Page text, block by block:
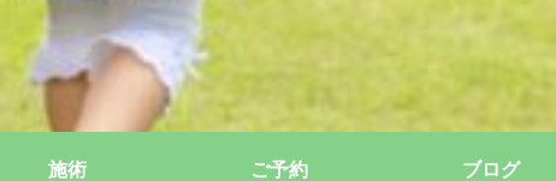
施術 ご予約 ブログ